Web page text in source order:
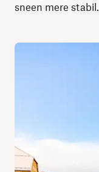
sneen mere stabil.